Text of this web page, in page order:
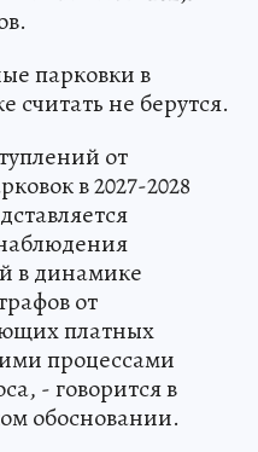
парковки в
не берутся.
от
в 2027-2028
в динамике
от
платных
процессами
- говорится в
обосновании.